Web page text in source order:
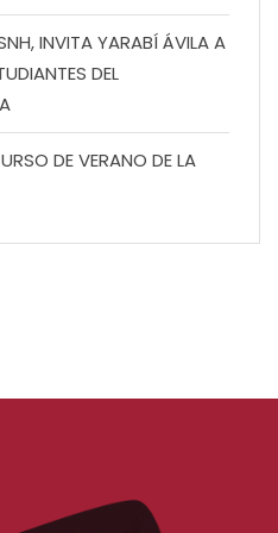
INVITA YARABÍ ÁVILA A
DEL
DE VERANO DE LA